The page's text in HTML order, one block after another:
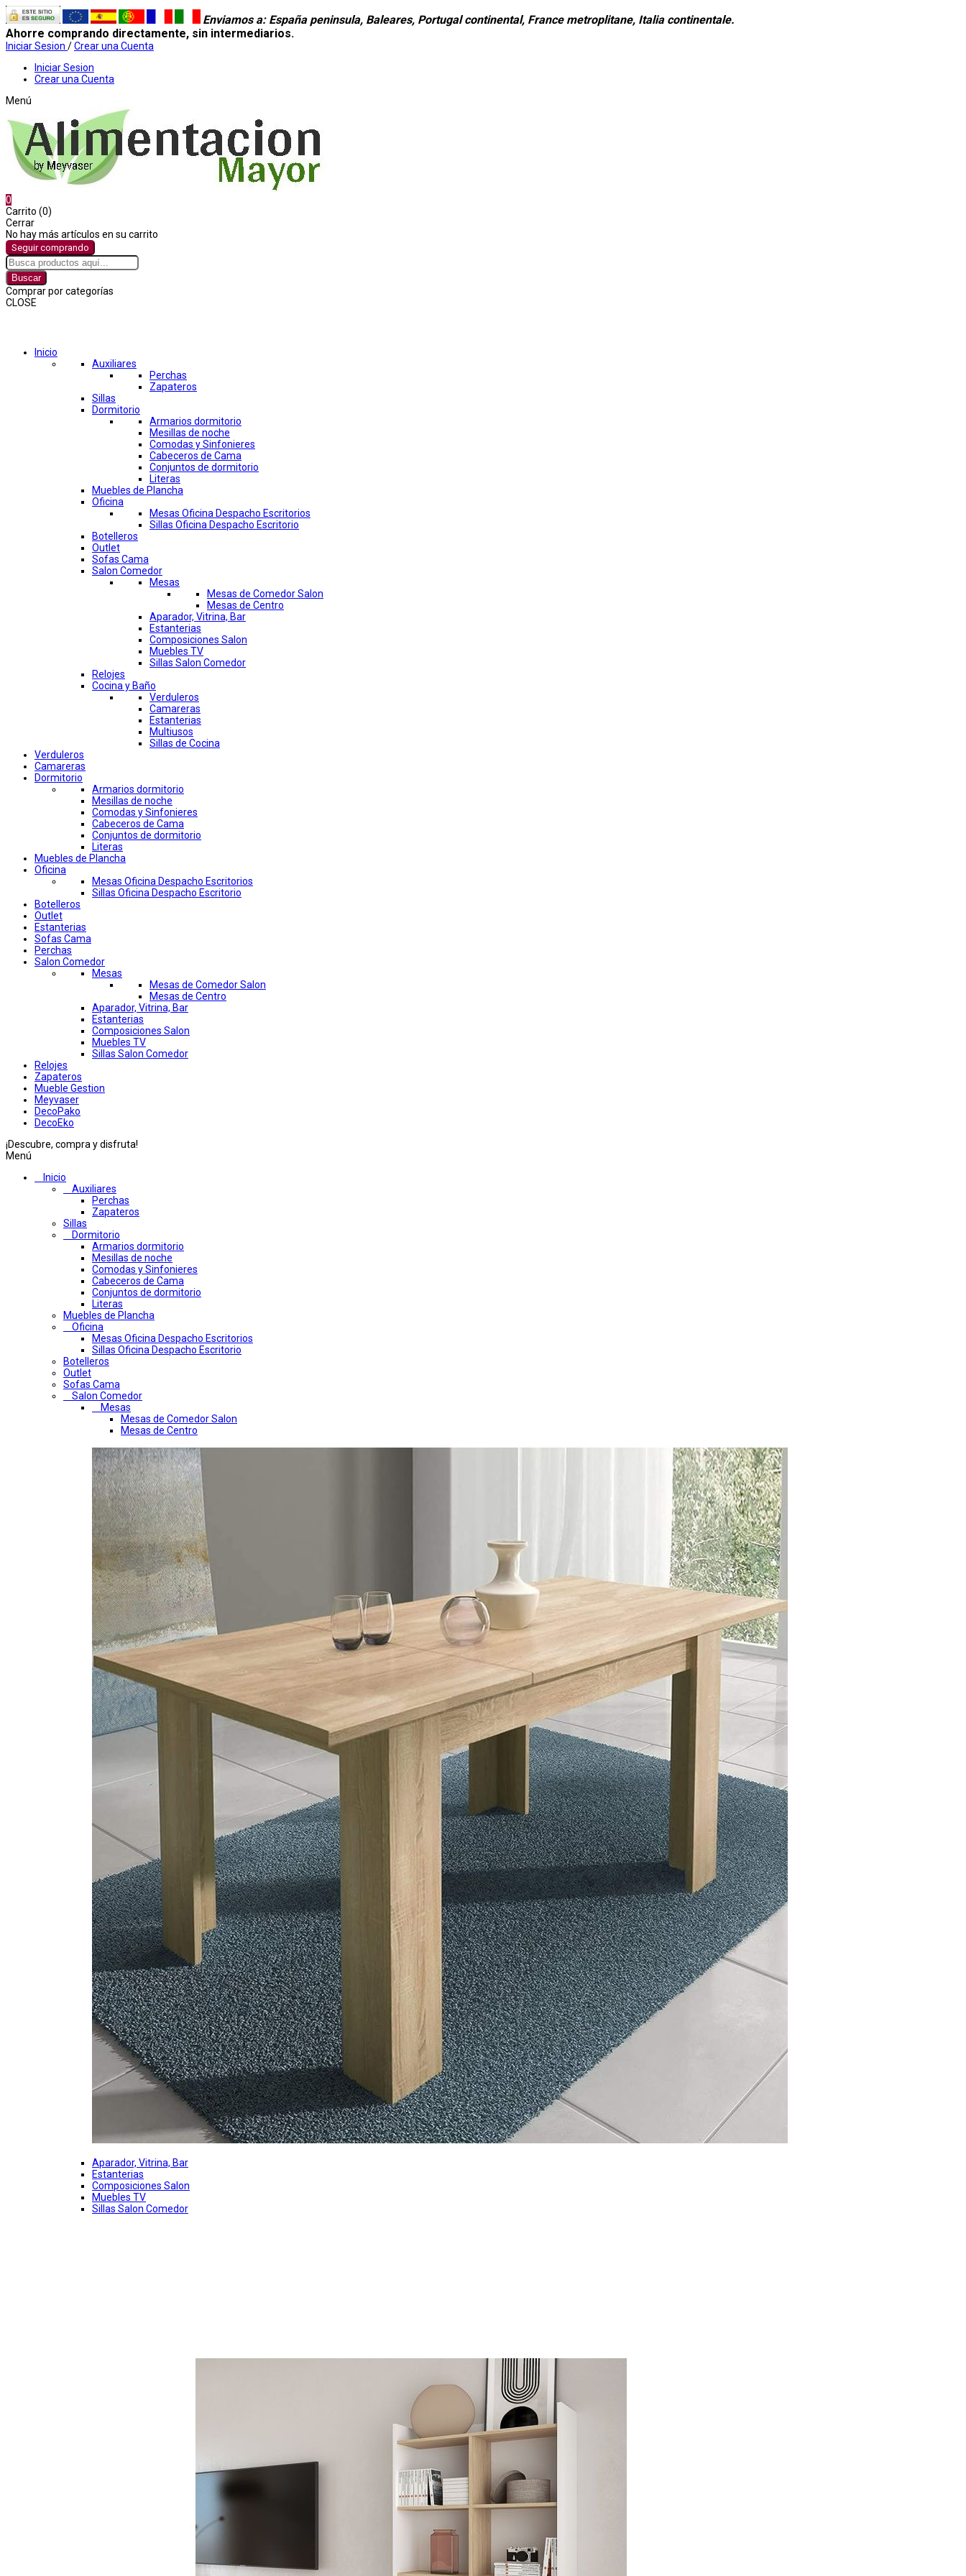
Enviamos a: España peninsula, Baleares, Portugal continental, France metroplitane, Italia continentale.
Ahorre comprando directamente, sin intermediarios.
Iniciar Sesion /Crear una Cuenta
Iniciar Sesion
Crear una Cuenta
Menú
0
Carrito (0)
Cerrar
No hay más artículos en su carrito
Seguir comprando
Buscar
Comprar por categorías
CLOSE
Inicio
Auxiliares
Perchas
Zapateros
Sillas
Dormitorio
Armarios dormitorio
Mesillas de noche
Comodas y Sinfonieres
Cabeceros de Cama
Conjuntos de dormitorio
Literas
Muebles de Plancha
Oficina
Mesas Oficina Despacho Escritorios
Sillas Oficina Despacho Escritorio
Botelleros
Outlet
Sofas Cama
Salon Comedor
Mesas
Mesas de Comedor Salon
Mesas de Centro
Aparador, Vitrina, Bar
Estanterias
Composiciones Salon
Muebles TV
Sillas Salon Comedor
Relojes
Cocina y Baño
Verduleros
Camareras
Estanterias
Multiusos
Sillas de Cocina
Verduleros
Camareras
Dormitorio
Armarios dormitorio
Mesillas de noche
Comodas y Sinfonieres
Cabeceros de Cama
Conjuntos de dormitorio
Literas
Muebles de Plancha
Oficina
Mesas Oficina Despacho Escritorios
Sillas Oficina Despacho Escritorio
Botelleros
Outlet
Estanterias
Sofas Cama
Perchas
Salon Comedor
Mesas
Mesas de Comedor Salon
Mesas de Centro
Aparador, Vitrina, Bar
Estanterias
Composiciones Salon
Muebles TV
Sillas Salon Comedor
Relojes
Zapateros
Mueble Gestion
Meyvaser
DecoPako
DecoEko
¡Descubre, compra y disfruta!
Menú
Inicio
Auxiliares
Perchas
Zapateros
Sillas
Dormitorio
Armarios dormitorio
Mesillas de noche
Comodas y Sinfonieres
Cabeceros de Cama
Conjuntos de dormitorio
Literas
Muebles de Plancha
Oficina
Mesas Oficina Despacho Escritorios
Sillas Oficina Despacho Escritorio
Botelleros
Outlet
Sofas Cama
Salon Comedor
Mesas
Mesas de Comedor Salon
Mesas de Centro
Aparador, Vitrina, Bar
Estanterias
Composiciones Salon
Muebles TV
Sillas Salon Comedor